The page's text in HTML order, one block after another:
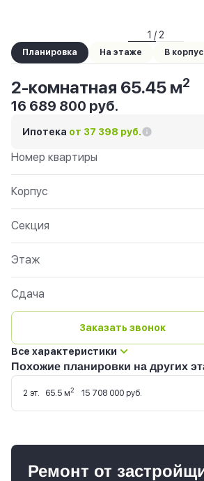
1 / 2
Планировка На этаже В
2-комнатная 65.45 м2
16 689 800 руб.
Ипотека от 37 398 руб.
Номер квартиры
Корпус
Секция
Этаж
Сдача
Заказать звонок
Все характеристики
Похожие планировки на других
2 эт. 65.5 м2 15 708 000 руб.
Ремонт от